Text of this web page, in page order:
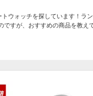
ウォッチを探しています！ラ
すが、おすすめの商品を教え